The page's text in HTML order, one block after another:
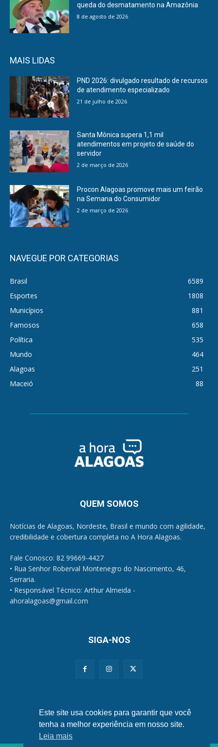
queda do desmatamento na Amazônia
8 de agosto de 2026
MAIS LIDAS
PND 2026: divulgado resultado de recursos
de atendimento especializado
21 de julho de 2026
Santa Mônica supera 1,1 mil
atendimentos em projeto de saúde do
servidor
2 de março de 2026
Procon Alagoas promove mais um feirão
na Semana do Consumidor
2 de março de 2026
NAVEGUE POR CATEGORIAS
Brasil
6589
Esportes
1808
Municípios
881
Famosos
658
Política
535
Mundo
464
Alagoas
251
Maceió
88
QUEM SOMOS
Notícias de Alagoas, Nordeste, Brasil e mundo com agilidade,
credibilidade e cobertura completa no A Hora Alagoas.
Fale Conosco: 82 99669-4427
• Rua Senhor Roberval Montenegro do Nascimento, 46,
Serraria.
• Responsável Técnico: Arthur Almeida -
ahoralagoas@gmail.com
SIGA-NOS
Este site usa cookies para garantir que você
tenha a melhor experiência em nosso site.
Leia mais